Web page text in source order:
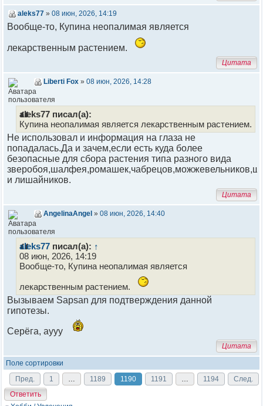
aleks77 » 08 июн, 2026, 14:19
Вообще-то, Купина неопалимая является
лекарственным растением.
Цитата
Liberti Fox » 08 июн, 2026, 14:28
aleks77 писал(а):
Купина неопалимая является лекарственным растением.
Не использовал и информация на глаза не
попадалась.Да и зачем,если есть куда более
безопасные для сбора растения типа разного вида
и лишайников.
Цитата
AngelinaAngel » 08 июн, 2026, 14:40
aleks77 писал(а): ↑
08 июн, 2026, 14:19
Вообще-то, Купина неопалимая является
лекарственным растением.
Вызываем Sapsan для подтверждения данной
гипотезы.
Серёга, аууу
Цитата
Поле сортировки
Пред.
1 1189 1190 1191 1194
След.
Ответить